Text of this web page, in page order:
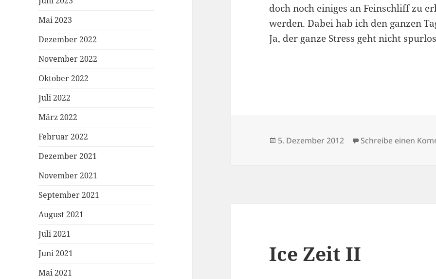
Mai 2023
Dezember 2022
November 2022
Oktober 2022
Juli 2022
März 2022
Februar 2022
Dezember 2021
November 2021
September 2021
August 2021
Juli 2021
Juni 2021
Mai 2021
doch noch einiges an Feinschliff zu
werden. Dabei hab ich den ganzen
Ja, der ganze Stress geht nicht
Veröffentlicht
5. Dezember 2012 Schreibe einen
Ice Zeit II